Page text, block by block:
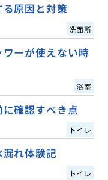
原因と対策
洗面所
ーが使えない時
浴室
確認すべき点
トイレ
れ体験記
トイレ